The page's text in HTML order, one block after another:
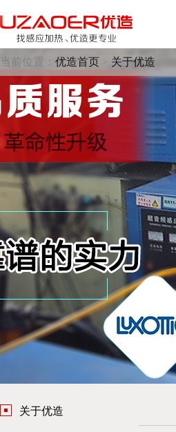
当前位置： 优造首页 > 关于优造
关于优造